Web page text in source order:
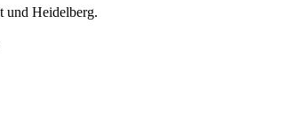
und Heidelberg.